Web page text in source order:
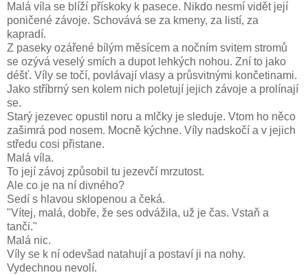
Malá víla se blíží přískoky k pasece. Nikdo nesmí vidět její
poničené závoje. Schovává se za kmeny, za listí, za
kapradí.
Z paseky ozářené bílým měsícem a nočním svitem stromů
se ozývá veselý smích a dupot lehkých nohou. Zní to jako
déšť. Víly se točí, povlávají vlasy a průsvitnými končetinami.
Jako stříbrný sen kolem nich poletují jejich závoje a prolínají
se.
Starý jezevec opustil noru a mlčky je sleduje. Vtom ho něco
zašimrá pod nosem. Mocně kýchne. Víly nadskočí a v jejich
středu cosi přistane.
Malá víla.
To její závoj způsobil tu jezevčí mrzutost.
Ale co je na ní divného?
Sedí s hlavou sklopenou a čeká.
"Vítej, malá, dobře, že ses odvážila, už je čas. Vstaň a
tanči."
Malá nic.
Víly se k ní odevšad natahují a postaví ji na nohy.
Vydechnou nevolí.